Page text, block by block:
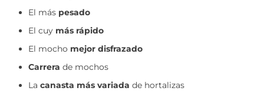
El más pesado
El cuy más rápido
El mocho mejor disfrazado
Carrera de mochos
La canasta más variada de hortalizas